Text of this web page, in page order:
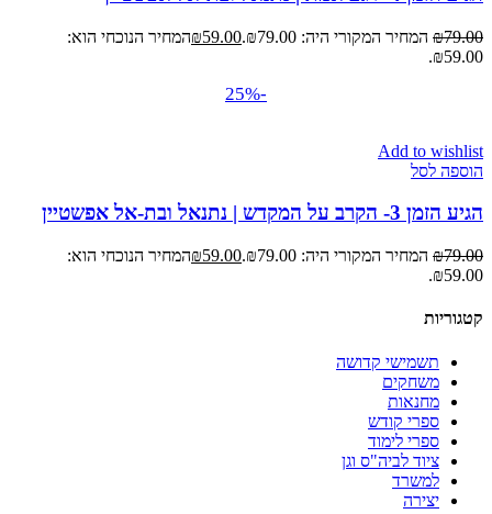
₪79.00 המחיר המקורי היה: ₪79.00. ₪59.00
המחיר הנוכחי הוא:
₪59.00.
-25%
Add to wishlist
הוספה לסל
הגיע הזמן 3- הקרב על המקדש | נתנאל ובת-אל אפשטיין
₪79.00 המחיר המקורי היה: ₪79.00. ₪59.00
המחיר הנוכחי הוא:
₪59.00.
קטגוריות
תשמישי קדושה
משחקים
מחנאות
ספרי קודש
ספרי לימוד
ציוד לביה"ס וגן
למשרד
יצירה